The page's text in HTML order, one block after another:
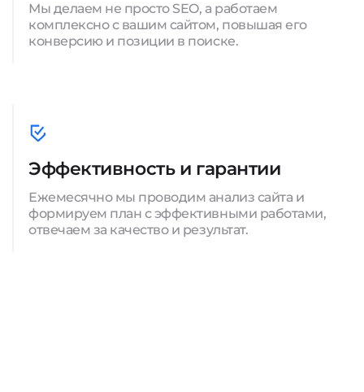
Мы делаем не просто SEO, а работаем
комплексно с вашим сайтом, повышая его
конверсию и позиции в поиске.
Эффективность и гарантии
Ежемесячно мы проводим анализ сайта и
формируем план с эффективными работами,
отвечаем за качество и результат.